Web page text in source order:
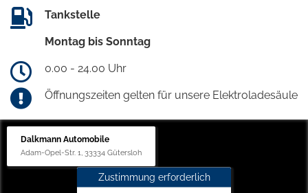
Tankstelle
Montag bis Sonntag
0.00 - 24.00 Uhr
Öffnungszeiten gelten für unsere Elektroladesäule
Dalkmann Automobile
Adam-Opel-Str. 1, 33334 Gütersloh
Zustimmung erforderlich